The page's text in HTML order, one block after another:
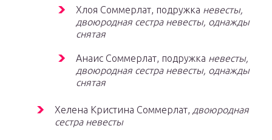
Хлоя Соммерлат, подружка невесты,
двоюродная сестра невесты, однажды
снятая
Анаис Соммерлат, подружка невесты,
двоюродная сестра невесты, однажды
снятая
Хелена Кристина Соммерлат, двоюродная
сестра невесты